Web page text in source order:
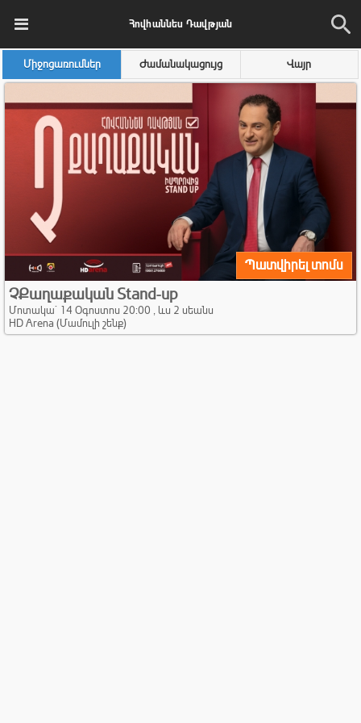
Հովհաննես Դավթյան
Միջոցառումներ Ժամանակացույց Վայր
Պատվիրել տոմս
ՉՔաղաքական Stand-up
Մոտակա` 14 Օգոստոս 20:00 , ևս 2 սեանս
HD Arena (Մամուլի շենք)